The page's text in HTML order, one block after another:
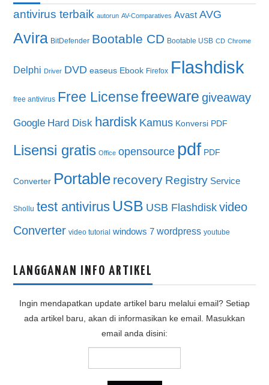
antivirus terbaik autorun AV-Comparatives Avast AVG
Avira BitDefender Bootable CD Bootable USB CD Chrome
Delphi Driver DVD easeus Ebook Firefox Flashdisk
free antivirus Free License freeware giveaway
Google Hard Disk hardisk Kamus Konversi PDF
Lisensi gratis Office opensource pdf PDF
Converter Portable recovery Registry Service
Shollu test antivirus USB USB Flashdisk video
Converter video tutorial windows 7 wordpress youtube
LANGGANAN INFO ARTIKEL
Ingin mendapatkan update artikel baru melalui email? Setiap
ada artikel baru, akan di informasikan ke email. Masukkan
email anda disini: